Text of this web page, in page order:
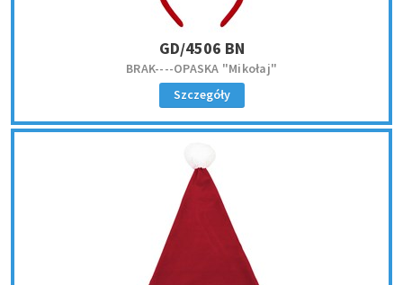
GD/4506 BN
BRAK----OPASKA "Mikołaj"
Szczegóły